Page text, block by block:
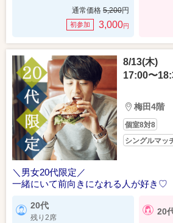
通常価格 5,200円
初参加 3,000円
8/13(木)
17:00〜
梅田4階
個室8対8
シングルマッ
＼男女20代限定／
一緒にいて前向きになれる人が好き♡
20代
残り2席
20